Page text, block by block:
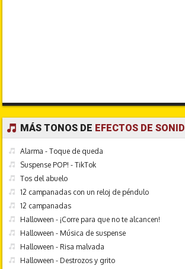
MÁS TONOS DE EFECTOS DE
Alarma - Toque de queda
Suspense POP! - TikTok
Tos del abuelo
12 campanadas con un reloj de péndulo
12 campanadas
Halloween - ¡Corre para que no te alcancen!
Halloween - Música de suspense
Halloween - Risa malvada
Halloween - Destrozos y grito